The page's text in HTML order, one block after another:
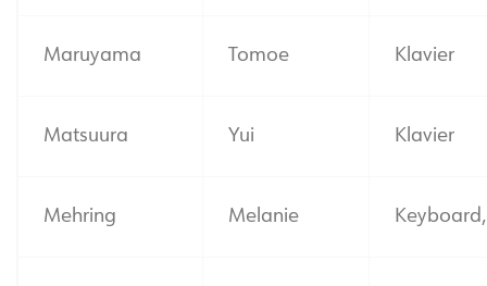
Maruyama Tomoe Klavier
Matsuura Yui Klavier
Mehring Melanie